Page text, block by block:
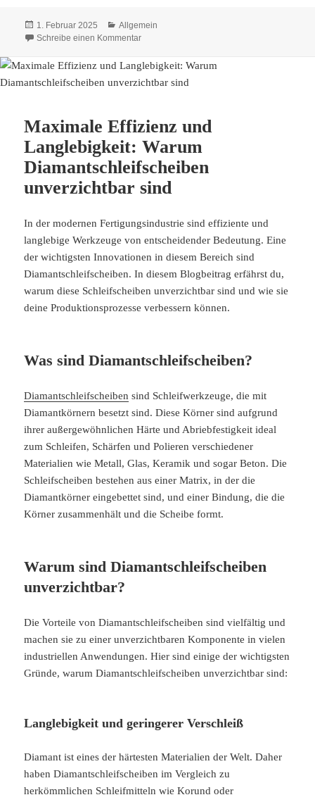
Veröffentlicht
am
1. Februar 2025 Kategorien
Allgemein
Schreibe einen Kommentarzu Mythen und Vorurteile über Poledance:
Maximale Effizienz und
Langlebigkeit: Warum
Diamantschleifscheiben
unverzichtbar sind
In der modernen Fertigungsindustrie sind effiziente und
langlebige Werkzeuge von entscheidender Bedeutung. Eine
der wichtigsten Innovationen in diesem Bereich sind
Diamantschleifscheiben. In diesem Blogbeitrag erfährst du,
warum diese Schleifscheiben unverzichtbar sind und wie sie
deine Produktionsprozesse verbessern können.
Was sind Diamantschleifscheiben?
Diamantschleifscheiben sind Schleifwerkzeuge, die mit
Diamantkörnern besetzt sind. Diese Körner sind aufgrund
ihrer außergewöhnlichen Härte und Abriebfestigkeit ideal
zum Schleifen, Schärfen und Polieren verschiedener
Materialien wie Metall, Glas, Keramik und sogar Beton. Die
Schleifscheiben bestehen aus einer Matrix, in der die
Diamantkörner eingebettet sind, und einer Bindung, die die
Körner zusammenhält und die Scheibe formt.
Warum sind Diamantschleifscheiben
unverzichtbar?
Die Vorteile von Diamantschleifscheiben sind vielfältig und
machen sie zu einer unverzichtbaren Komponente in vielen
industriellen Anwendungen. Hier sind einige der wichtigsten
Gründe, warum Diamantschleifscheiben unverzichtbar sind:
Langlebigkeit und geringerer Verschleiß
Diamant ist eines der härtesten Materialien der Welt. Daher
haben Diamantschleifscheiben im Vergleich zu
herkömmlichen Schleifmitteln wie Korund oder